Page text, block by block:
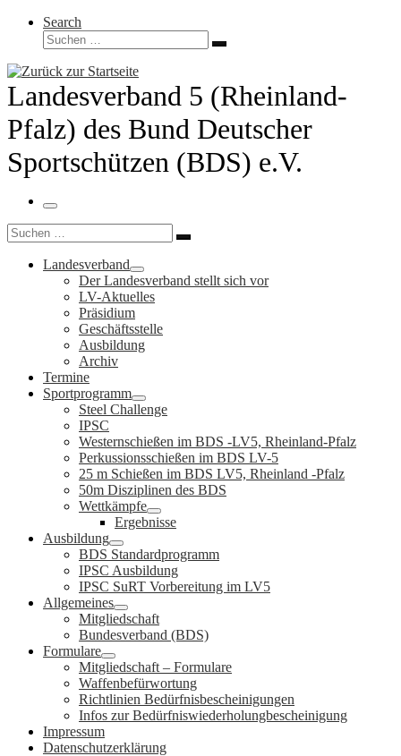
Search
Suche
Suchen …
Landesverband 5 (Rheinland-
Pfalz) des Bund Deutscher
Sportschützen (BDS) e.V.
Menü
Suche
Suchen …
Landesverband
Der Landesverband stellt sich vor
LV-Aktuelles
Präsidium
Geschäftsstelle
Ausbildung
Archiv
Termine
Sportprogramm
Steel Challenge
IPSC
Westernschießen im BDS -LV5, Rheinland-Pfalz
Perkussionsschießen im BDS LV-5
25 m Schießen im BDS LV5, Rheinland -Pfalz
50m Disziplinen des BDS
Wettkämpfe
Ergebnisse
Ausbildung
BDS Standardprogramm
IPSC Ausbildung
IPSC SuRT Vorbereitung im LV5
Allgemeines
Mitgliedschaft
Bundesverband (BDS)
Formulare
Mitgliedschaft – Formulare
Waffenbefürwortung
Richtlinien Bedürfnisbescheinigungen
Infos zur Bedürfniswiederholungbescheinigung
Impressum
Datenschutzerklärung